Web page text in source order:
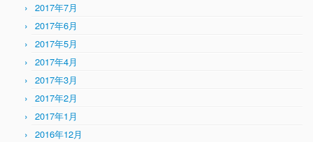
2017年7月
2017年6月
2017年5月
2017年4月
2017年3月
2017年2月
2017年1月
2016年12月